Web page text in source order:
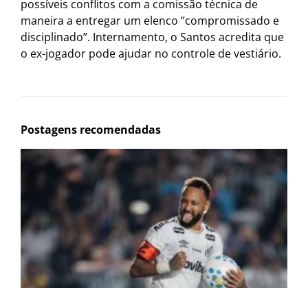
possíveis conflitos com a comissão técnica de
maneira a entregar um elenco “compromissado e
disciplinado”. Internamento, o Santos acredita que
o ex-jogador pode ajudar no controle de vestiário.
Postagens recomendadas